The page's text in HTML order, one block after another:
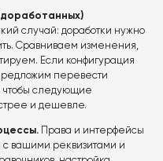
случай: доработки нужно
Сравниваем изменения,
Если конфигурация
перевести
следующие
и дешевле.
Права и интерфейсы
вашими реквизитами и